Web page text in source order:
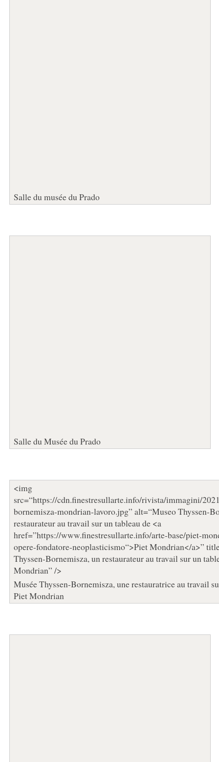
Salle du musée du Prado
Salle du Musée du Prado
<img
src=“https://cdn.finestresullarte.info/rivista/immagini/
bornemisza-mondrian-lavoro.jpg” alt=“Museo Thyssen-
restaurateur au travail sur un tableau de <a
href=”https://www.finestresullarte.info/arte-base/piet-
opere-fondatore-neoplasticismo“>Piet Mondrian</a>”
Thyssen-Bornemisza, un restaurateur au travail sur un
Mondrian” />
Musée Thyssen-Bornemisza, une restauratrice au travail
Piet Mondrian